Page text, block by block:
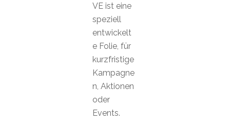
VE ist eine
speziell
entwickelt
e Folie, für
kurzfristige
Kampagne
n, Aktionen
oder
Events.